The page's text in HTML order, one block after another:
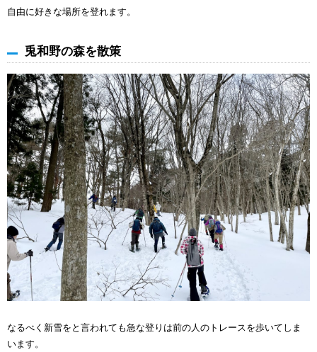
自由に好きな場所を登れます。
兎和野の森を散策
なるべく新雪をと言われても急な登りは前の人のトレースを歩いてしま
います。